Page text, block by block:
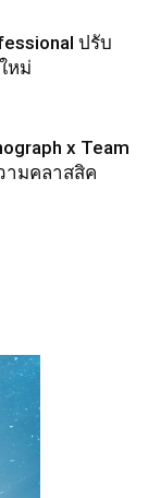
ปรับ
หม่
x Team
ามคลาสสิค